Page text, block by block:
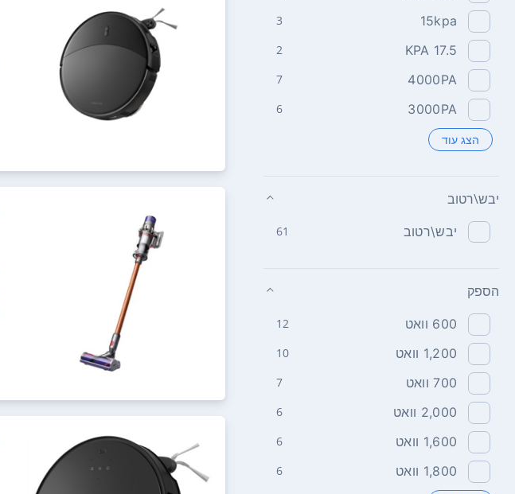
15kpa
3
KPA 17.5
2
4000PA
7
3000PA
6
הצג עוד
יבש\רטוב
יבש\רטוב 61
הספק
600 וואט 12
1,200 וואט 10
700 וואט 7
2,000 וואט 6
1,600 וואט 6
1,800 וואט 6